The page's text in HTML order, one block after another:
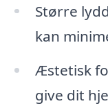
Større
kan
Æstetisk
give dit